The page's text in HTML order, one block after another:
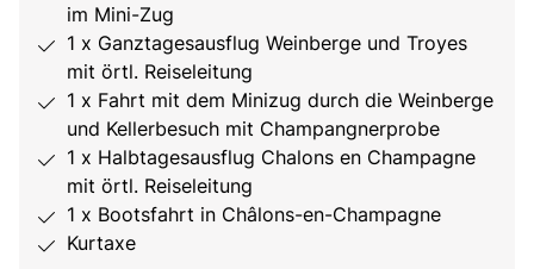
im Mini-Zug
1 x Ganztagesausflug Weinberge und Troyes
mit örtl. Reiseleitung
1 x Fahrt mit dem Minizug durch die Weinberge
und Kellerbesuch mit Champangnerprobe
1 x Halbtagesausflug Chalons en Champagne
mit örtl. Reiseleitung
1 x Bootsfahrt in Châlons-en-Champagne
Kurtaxe